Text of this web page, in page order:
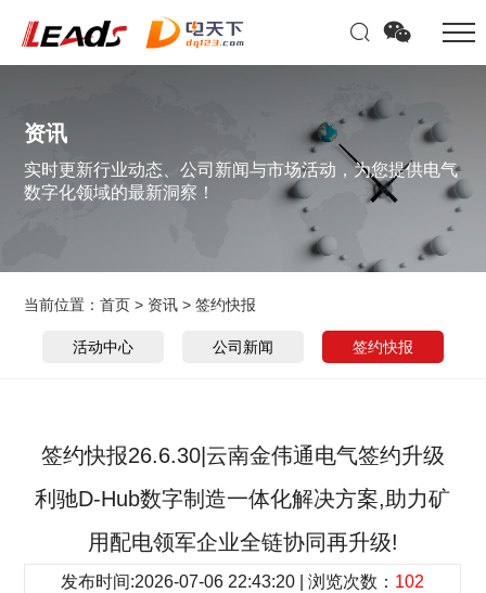
资讯
实时更新行业动态、公司新闻与市场活动，为您提供电气
数字化领域的最新洞察！
当前位置：首页 > 资讯 >签约快报
活动中心 公司新闻 签约快报
签约快报26.6.30|云南金伟通电气签约升级
利驰D-Hub数字制造一体化解决方案,助力矿
用配电领军企业全链协同再升级!
发布时间:2026-07-06 22:43:20 | 浏览次数： 102